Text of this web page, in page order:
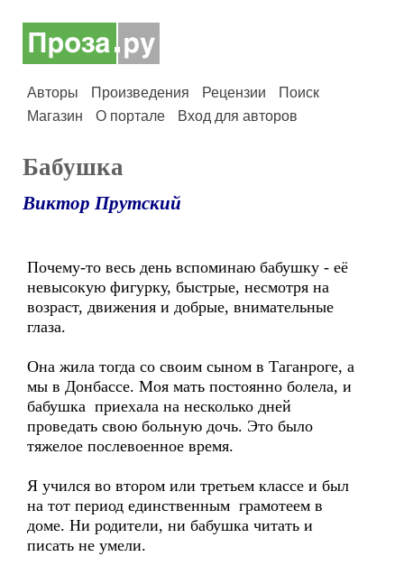
Авторы Произведения Рецензии
Поиск
Магазин
О портале Вход для авторов
Бабушка
Виктор Прутский
Почему-то весь день вспоминаю бабушку - её
невысокую фигурку, быстрые, несмотря на
возраст, движения и добрые, внимательные
глаза.
Она жила тогда со своим сыном в Таганроге, а
мы в Донбассе. Моя мать постоянно болела, и
бабушка приехала на несколько дней
проведать свою больную дочь. Это было
тяжелое послевоенное время.
Я учился во втором или третьем классе и был
на тот период единственным грамотеем в
доме. Ни родители, ни бабушка читать и
писать не умели.